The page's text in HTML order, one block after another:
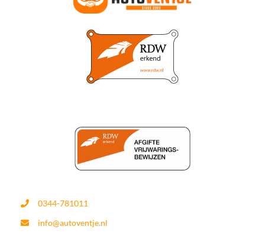
0344-781011
info@autoventje.nl